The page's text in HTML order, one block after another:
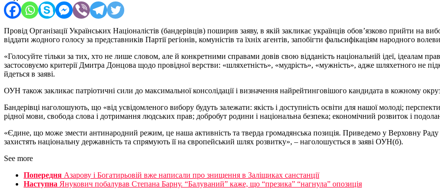
Провід Організації Українських Націоналістів (бандерівців) поширив заяву, в якій закликає українців обов’язково прийти на
віддати жодного голосу за представників Партії регіонів, комуністів та їхніх агентів, запобігти фальсифікаціям народного
«Голосуйте тільки за тих, хто не лише словом, але й конкретними справами довів свою відданість національній ідеї, ідеалам
застосовуємо критерії Дмитра Донцова щодо провідної верстви: «шляхетність», «мудрість», «мужність», адже шляхетного не
йдеться в заяві.
ОУН також закликає патріотичні сили до максимальної консолідації і визначення найрейтинговішого кандидата в кожному
Бандерівці наголошують, що «від усвідомленого вибору будуть залежати: якість і доступність освіти для нашої молоді;
рідної мови, свобода слова і дотримання людських прав; добробут родини і національна безпека; економічний розвиток і
«Єдине, що може змести антинародний режим, це наша активність та тверда громадянська позиція. Приведемо у Верховну Раду
захистять національну державність та спрямують її на європейський шлях розвитку», – наголошується в заяві ОУН(б).
See more
Попередня Азарову і Богатирьовій вже написали про знищення в Заліщиках санстанції
Наступна Янукович побалував Степана Барну. “Балуваний” каже, що “презика” “нагнула” опозиція